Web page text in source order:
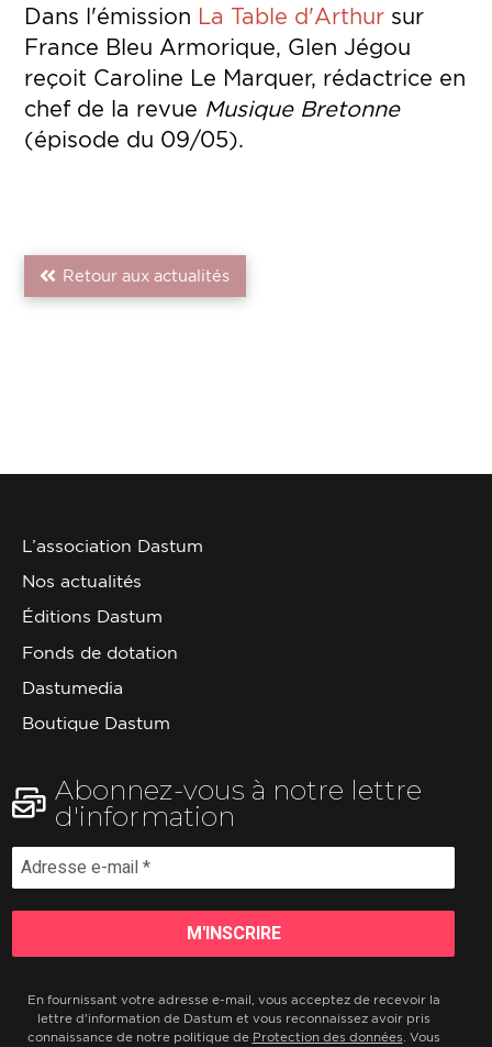
Dans l'émission La Table d'Arthursur
France Bleu Armorique, Glen Jégou
reçoit Caroline Le Marquer, rédactrice en
chef de la revue Musique Bretonne
(épisode du 09/05).
Retour aux actualités
L’association Dastum
Nos actualités
Éditions Dastum
Fonds de dotation
Dastumedia
Boutique Dastum
Abonnez-vous à notre lettre
d'information
En fournissant votre adresse e-mail, vous acceptez de recevoir la
lettre d'information de Dastum et vous reconnaissez avoir pris
connaissance de notre politique de Protection des données. Vous